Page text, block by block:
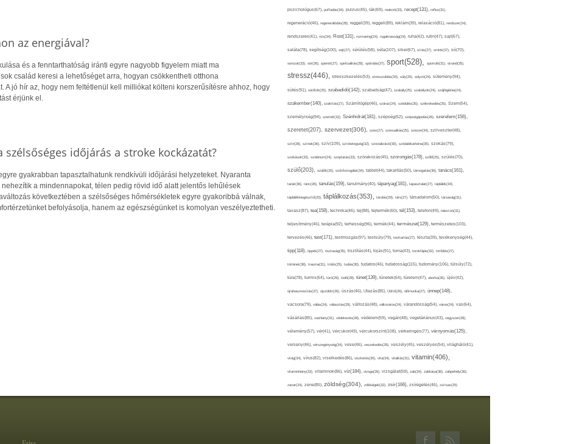
az energiával?
és a fenntarthatóság iránti egyre nagyobb figyelem miatt ma
család keresi a lehetőséget arra, hogyan csökkentheti otthona
A jó hír az, hogy nem feltétlenül kell milliókat költeni korszerűsítésre ahhoz, hogy
érjünk el.
időjárás a stroke kockázatát?
gyakrabban tapasztalhatunk rendkívüli időjárási helyzeteket. Nyaranta
a mindennapokat, télen pedig rövid idő alatt jelentős lehűlések
következtében a szélsőséges hőmérsékletek egyre gyakoribbá válnak,
befolyásolja, hanem az egészségünket is komolyan veszélyeztetheti.
pszichológus(67), puffadás(34), pulzus(45), rák(69), reakció(33), recept(131), reflux(31),
regeneráció(46), regenerálódás(28), reggel(39), reggeli(89), reklám(39), relaxáció(81), rendszer(24),
rendszeres(41), rizs(34), Rost(131), rozmaring(24), rugalmasság(24), ruha(42), rutin(47), sajt(67),
saláta(78), segítség(100), sejt(27), sérülés(58), séta(107), siker(67), sírás(27), smink(37), só(70),
sorozat(33), sör(26), spenót(27), spiritualitás(28), spórolás(37), sport(528), sportoló(31), strand(35),
stressz(446), stresszkezelés(53), stresszoldás(34), súly(25), súlyzó(24), sütemény(94),
sütés(91), sütőtök(25), szabadidő(142), szabadság(47), szabály(25), szabályok(24), szájhigiénia(24),
szakember(140), szakítás(27), Számítógép(46), száraz(24), szédülés(35), székrekedés(25), Szem(54),
személyiség(94), szemét(32), Szénhidrát(181), szépség(52), szépségápolás(26), szerelem(156),
szeretet(207), szervezet(306), szex(27), szexualitás(25), szezon(34), szilveszter(48),
szín(28), színek(36), szív(109), szívbetegség(32), szocializáció(30), szódabikarbóna(35), szokás(79),
szokások(33), szolárium(24), szoptatás(33), szórakozás(45), szorongás(178), szőlő(25), szülés(70),
szülő(203), szülők(25), szűrővizsgálat(34), tablet(44), takarítás(50), támogatás(36), tanács(161),
tanár(36), tánc(26), tanulás(159), tanulmány(40), tápanyag(181), tapasztalat(27), táplálék(34),
táplálékkiegészítő(25), táplálkozás(353), tárolás(29), társ(27), társadalom(50), társaság(31),
tavasz(87), tea(158), technika(46), tej(88), tejtermék(60), tél(153), telefon(49), televízió(31),
teljesítmény(46), terápia(92), terhesség(96), termék(44), természet(129), természetes(103),
tervezés(46), test(171), testmozgás(97), testsúly(79), testtartás(27), tészta(39), tevékenység(44),
tipp(118), tippek(27), tisztaság(35), tisztítás(44), tojás(91), torna(43), torokfájás(32), törődés(27),
történet(38), trauma(31), trükk(25), tudás(30), tudatos(46), tudatosság(115), tudomány(106), túlsúly(72),
túra(78), turmix(64), túró(29), tüdő(28), tünet(139), tünetek(64), türelem(47), uborka(26), újév(42),
újrahasznosítás(37), újszülött(26), úszás(46), Utazás(85), Üdítő(26), ülőmunka(27), ünnep(148),
vacsora(79), válás(24), választás(29), változás(48), változatos(24), várandósság(54), város(24), vas(64),
vásárlás(85), vashiány(31), védekezés(28), védelem(59), vegán(48), vegetáriánus(43), vegyszer(28),
vélemény(57), vér(41), vércukor(49), vércukorszint(108), vérkeringés(77), vérnyomás(125),
verseny(46), vérszegénység(34), vese(46), veszekedés(29), veszély(45), veszélyes(54), világháló(41),
virág(34), vírus(82), viselkedés(86), viszketés(30), vita(34), vitalitás(31), vitamin(406),
vitaminhiány(33), vitaminok(86), víz(184), vizsga(26), vizsgálat(59), zab(34), zabkása(36), zabpehely(36),
zavar(24), zene(85), zöldség(304), zöldségek(32), zsír(166), zsírégetés(46), zsírsav(25)